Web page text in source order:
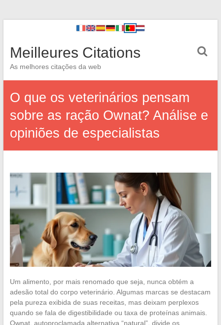
Meilleures Citations
As melhores citações da web
O que os veterinários pensam
sobre as ração Ownat? Análise e
opiniões de especialistas
Um alimento, por mais renomado que seja, nunca obtém a
adesão total do corpo veterinário. Algumas marcas se destacam
pela pureza exibida de suas receitas, mas deixam perplexos
quando se fala de digestibilidade ou taxa de proteínas animais.
Ownat, autoproclamada alternativa “natural”, divide os